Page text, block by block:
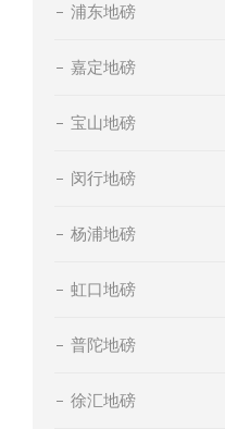
浦东地磅
嘉定地磅
宝山地磅
闵行地磅
杨浦地磅
虹口地磅
普陀地磅
徐汇地磅